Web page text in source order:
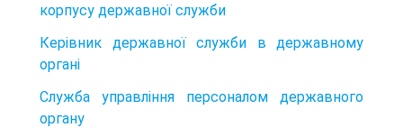
корпусу державної служби
Керівник державної служби в державному
органі
Служба управління персоналом державного
органу